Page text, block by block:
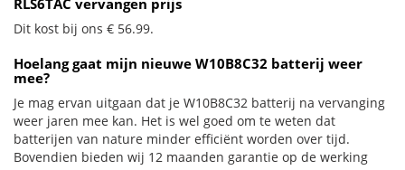
RLS6TAC vervangen prijs
Dit kost bij ons € 56.99.
Hoelang gaat mijn nieuwe W10B8C32 batterij weer
mee?
Je mag ervan uitgaan dat je W10B8C32 batterij na vervanging
weer jaren mee kan. Het is wel goed om te weten dat
batterijen van nature minder efficiënt worden over tijd.
Bovendien bieden wij 12 maanden garantie op de werking